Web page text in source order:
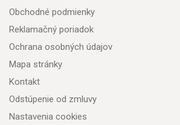
Obchodné podmienky
Reklamačný poriadok
Ochrana osobných údajov
Mapa stránky
Kontakt
Odstúpenie od zmluvy
Nastavenia cookies